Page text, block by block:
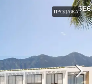
ПРОДАЖА